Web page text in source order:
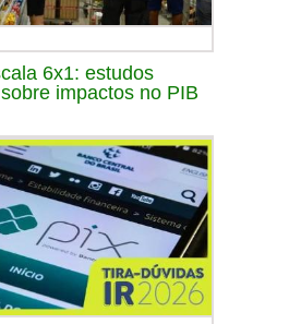
6x1: estudos
impactos no PIB